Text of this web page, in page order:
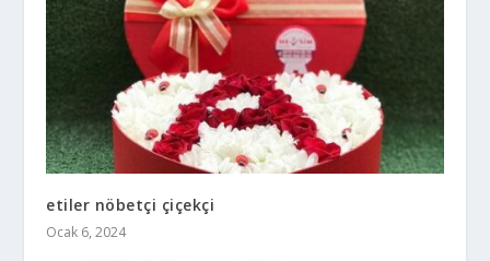
etiler nöbetçi çiçekçi
Ocak 6, 2024